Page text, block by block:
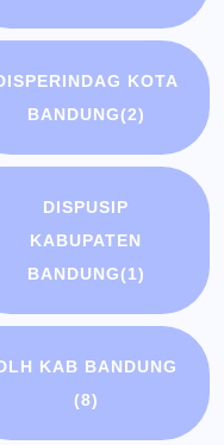
KOTA
BANDUNG(2)
DISPUSIP
KABUPATEN
BANDUNG(1)
KAB BANDUNG
(8)